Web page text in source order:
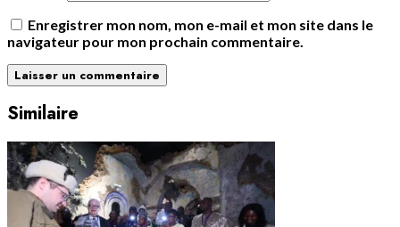
Enregistrer mon nom, mon e-mail et mon site dans le
navigateur pour mon prochain commentaire.
Similaire